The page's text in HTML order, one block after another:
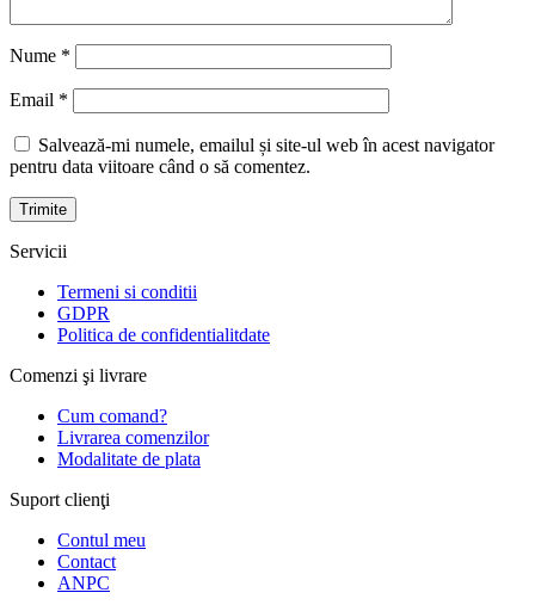
Nume *
Email *
Salvează-mi numele, emailul și site-ul web în acest navigator
pentru data viitoare când o să comentez.
Servicii
Termeni si conditii
GDPR
Politica de confidentialitdate
Comenzi şi livrare
Cum comand?
Livrarea comenzilor
Modalitate de plata
Suport clienţi
Contul meu
Contact
ANPC